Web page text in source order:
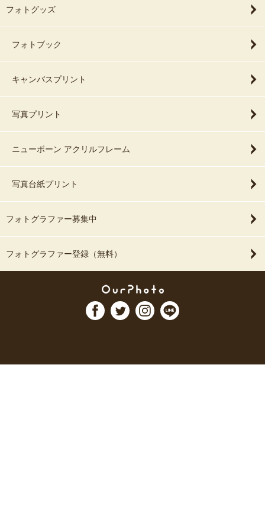
フォトグッズ
フォトブック
キャンバスプリント
写真プリント
ニューボーン アクリルフレーム
写真台紙プリント
フォトグラファー募集中
フォトグラファー登録（無料）